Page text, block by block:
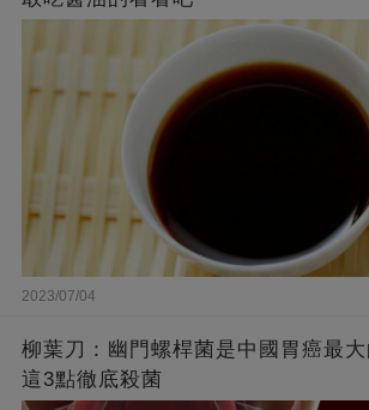
2023/07/04
柳葉刀：幽門螺桿菌是中國胃癌最
這3點徹底殺菌